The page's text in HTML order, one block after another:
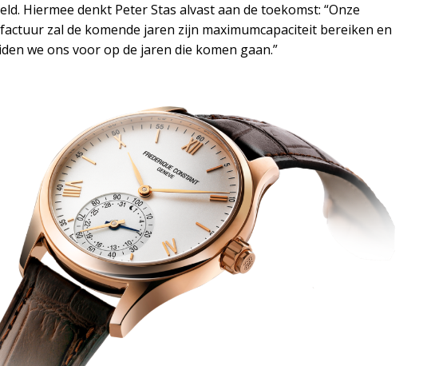
Hiermee denkt Peter Stas alvast aan de toekomst: “Onze
zal de komende jaren zijn maximumcapaciteit bereiken en
we ons voor op de jaren die komen gaan.”